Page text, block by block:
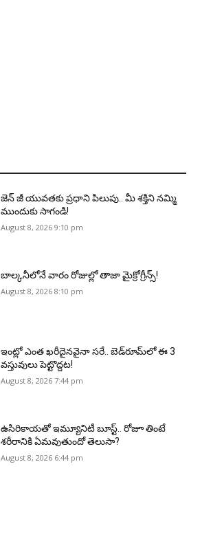
జెన్‌ జీ యువతకు ప్రధాని పిలుపు.. మీ శక్తిని నమ్మి
ముందుకు సాగండి!
August 8, 2026 9:10 pm
బాల్కనీలోనే వారం రోజుల్లో తాజా మైక్రోగ్రీన్స్‌!
August 8, 2026 8:10 pm
ఇంట్లో ఎంత ఖరీదైనవైనా సరే.. బెడ్‌రూమ్‌లో ఈ 3
వస్తువులు పెట్టొద్దట!
August 8, 2026 7:44 pm
ఉసిరికాయతో ఇమ్యూనిటీ బూస్ట్‌.. రోజూ తింటే
శరీరానికి ఏమవుతుందో తెలుసా?
August 8, 2026 6:44 pm